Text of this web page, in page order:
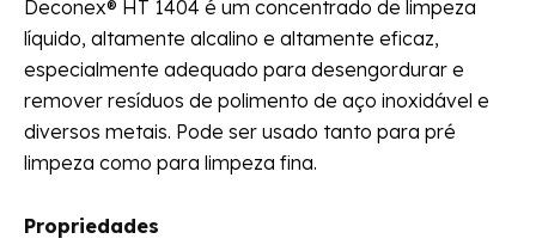
Deconex® HT 1404 é um concentrado de limpeza
líquido, altamente alcalino e altamente eficaz,
especialmente adequado para desengordurar e
remover resíduos de polimento de aço inoxidável e
diversos metais. Pode ser usado tanto para pré
limpeza como para limpeza fina.
Propriedades